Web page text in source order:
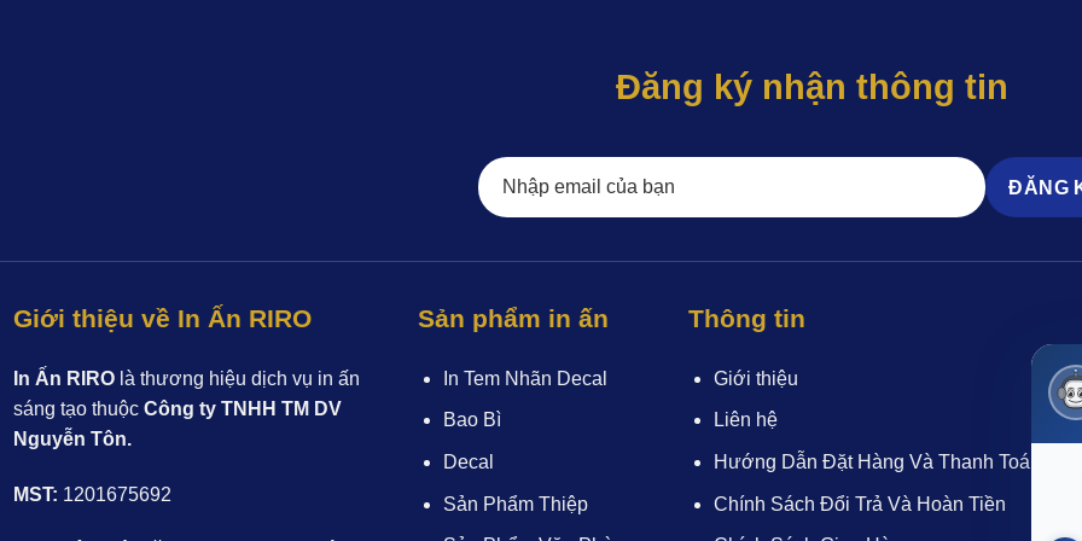
Đăng ký nhận thông tin
Giới thiệu về In Ấn RIRO
In Ấn RIROlà thương hiệu dịch vụ in ấn
sáng tạo thuộc Công ty TNHH TM DV
Nguyễn Tôn.
MST: 1201675692
Sản phẩm in ấn
In Tem Nhãn Decal
Bao Bì
Decal
Sản Phẩm Thiệp
Thông tin
Giới thiệu
Liên hệ
Hướng Dẫn Đặt Hàng Và Thanh Toán
Chính Sách Đổi Trả Và Hoàn Tiền